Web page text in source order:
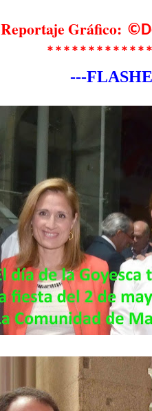
Reportaje Gráfico:
---